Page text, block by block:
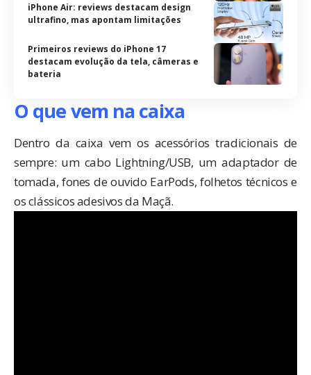
iPhone Air: reviews destacam design
ultrafino, mas apontam limitações
Primeiros reviews do iPhone 17
destacam evolução da tela, câmeras e
bateria
O que vem na caixa
Dentro da caixa vem os acessórios tradicionais de
sempre: um cabo Lightning/USB, um adaptador de
tomada, fones de ouvido EarPods, folhetos técnicos e
os clássicos adesivos da Maçã.